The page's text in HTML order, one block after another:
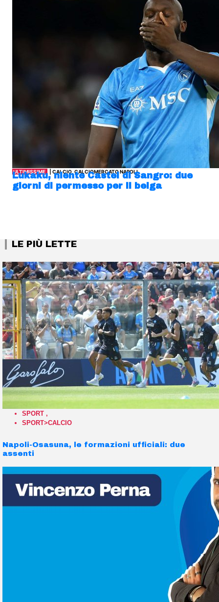
ULTIMISSIME | CALCIO, CALCIOMERCATO NAPOLI
Lukaku, niente Castel di Sangro: due
giorni di permesso per il belga
LE PIÙ LETTE
SPORT ,
SPORT>CALCIO
Napoli-Osasuna, le formazioni ufficiali: due
assenti